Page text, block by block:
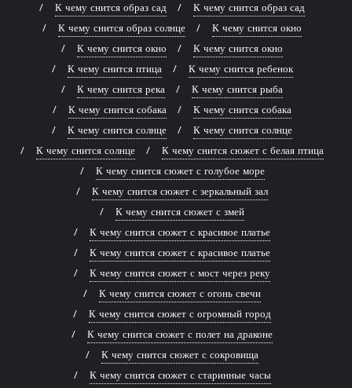
К чему снится образ сад
К чему снится образ сад
К чему снится образ солнце
К чему снится окно
К чему снится окно
К чему снится окно
К чему снится птица
К чему снится ребенок
К чему снится река
К чему снится рыба
К чему снится собака
К чему снится собака
К чему снится солнце
К чему снится солнце
К чему снится солнце
К чему снится сюжет с белая птица
К чему снится сюжет с голубое море
К чему снится сюжет с зеркальный зал
К чему снится сюжет с змей
К чему снится сюжет с красивое платье
К чему снится сюжет с красивое платье
К чему снится сюжет с мост через реку
К чему снится сюжет с огонь свечи
К чему снится сюжет с огромный город
К чему снится сюжет с полет на драконе
К чему снится сюжет с сокровища
К чему снится сюжет с старинные часы